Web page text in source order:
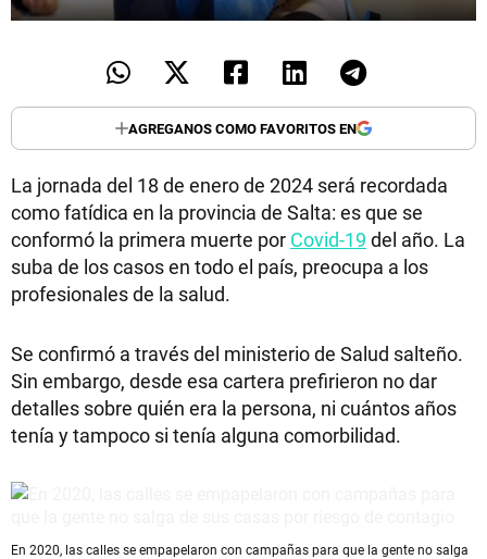
AGREGANOS COMO FAVORITOS EN
La jornada del 18 de enero de 2024 será recordada
como fatídica en la provincia de Salta: es que se
conformó la primera muerte por Covid-19 del año. La
suba de los casos en todo el país, preocupa a los
profesionales de la salud.
Se confirmó a través del ministerio de Salud salteño.
Sin embargo, desde esa cartera prefirieron no dar
detalles sobre quién era la persona, ni cuántos años
tenía y tampoco si tenía alguna comorbilidad.
En 2020, las calles se empapelaron con campañas para que la gente no salga